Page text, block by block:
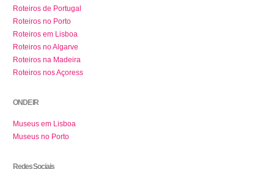
Roteiros de Portugal
Roteiros no Porto
Roteiros em Lisboa
Roteiros no Algarve
Roteiros na Madeira
Roteiros nos Açoress
ONDE IR
Museus em Lisboa
Museus no Porto
Redes Sociais